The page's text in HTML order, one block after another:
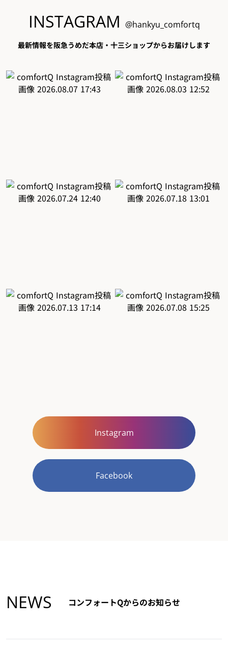
INSTAGRAM @hankyu_comfortq
最新情報を阪急うめだ本店・十三ショップからお届けします
Instagram
Facebook
NEWS コンフォートQからのお知らせ